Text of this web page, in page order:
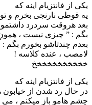
ﯾﮑﯽ ﺍﺯ ﻓﺎﻧﺘﺰﯾﺎﻡ ﺍﯾﻨﻪ ﮐﻪ
ﯾﻪ ﻗﻮﻃﯽ ﻧﺎﺭﻧﺠﯽ ﺑﺨﺮﻡ ﻭ
ﺑﻌﺪ ﻫﺮﻭﻗﺖ ﺳﺮﺩﺭﺩ
ﺑﮕﻢ : ” ﭼﯿﺰﯼ ﻧﯿﺴﺖ ،
ﺑﻌﺪﻡ ﭼﻨﺪﺗﺎﺷﻮ ﺑﺨﻮﺭﻡ ﺑﮕﻢ :
ﻻﻣﺼﺐ ، ﻋﻨﺪﻩ ﮐﻼﺳﻪ !
خخخخخخخخخخخ
یکی از فانتزیام اینه که
در حال رد شدن از